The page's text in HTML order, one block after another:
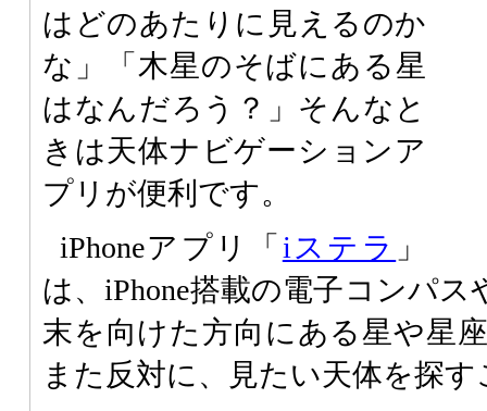
はどのあたりに見えるのか
な」「木星のそばにある星
はなんだろう？」そんなと
きは天体ナビゲーションア
プリが便利です。
iPhoneアプリ「 iステラ 」
は、iPhone搭載の電子コンパス
末を向けた方向にある星や星
また反対に、見たい天体を探